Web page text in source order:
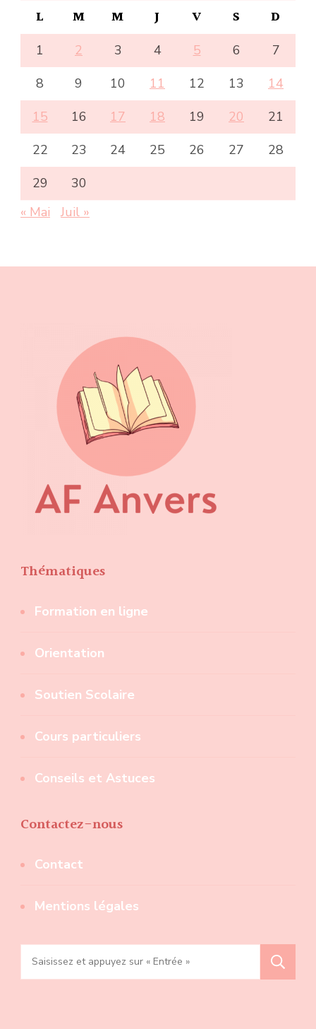
L M M J V S D
1 2 3 4 5 6
7
8
9 10 11 12 13
14
15
16 17 18 19 20
21
22
23 24 25 26 27
28
29
30
« Mai
Juil »
Thématiques
Formation en ligne
Orientation
Soutien Scolaire
Cours particuliers
Conseils et Astuces
Contactez-nous
Contact
Mentions légales
Recherche
pour